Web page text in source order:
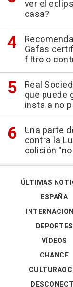
ver el
casa?
Gafas
filtro o
Real
que puede
insta a no
Una parte
contra la
colisión
ÚLTIMAS
ESPAÑA
DEPORTES
VÍDEOS
CHANCE